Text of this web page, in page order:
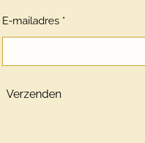
E-mailadres *
Verzenden